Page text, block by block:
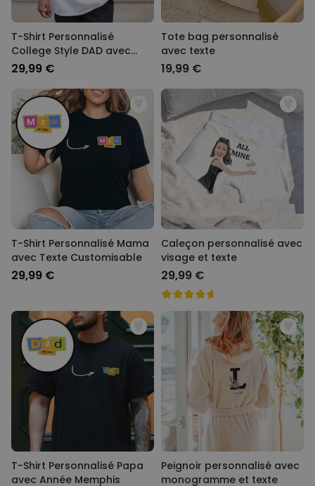
T-Shirt Personnalisé
College Style DAD avec
Année
29,99 €
Tote bag personnalisé
avec texte
19,99 €
T-Shirt Personnalisé Mama
avec Texte Customisable
29,99 €
Caleçon personnalisé avec
visage et texte
29,99 €
T-Shirt Personnalisé Papa
avec Année Memphis
Peignoir personnalisé avec
monogramme et texte